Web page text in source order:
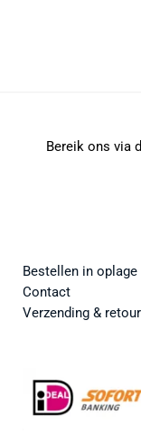
Bereik ons via
Bestellen in oplage
Contact
Verzending &